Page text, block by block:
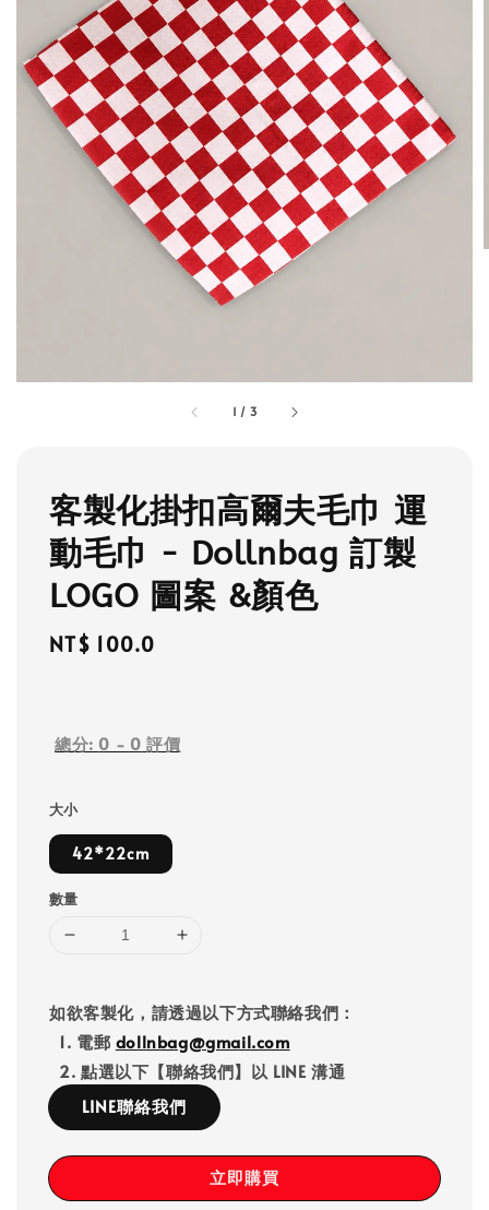
1 / 3
客製化掛扣高爾夫毛巾 運
動毛巾 - Dollnbag 訂製
LOGO 圖案 &顏色
Regular
NT$ 100.0
總分: 0 - 0 評價
大小
42*22cm
數量
如欲客製化，請透過以下方式聯絡我們：
1. 電郵 dollnbag@gmail.com
2. 點選以下【聯絡我們】以 LINE 溝通
LINE聯絡我們
立即購買